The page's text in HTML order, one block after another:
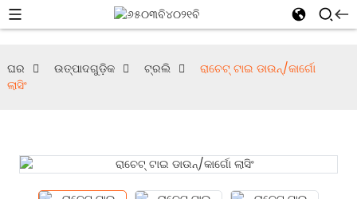
ଘର ଉତ୍ପାଦଗୁଡ଼ିକ ଟ୍ରଲି
ରାଚେଟ୍ ଟାଇ ଡାଉନ୍/କାର୍ଗୋ
ଲାସିଂ